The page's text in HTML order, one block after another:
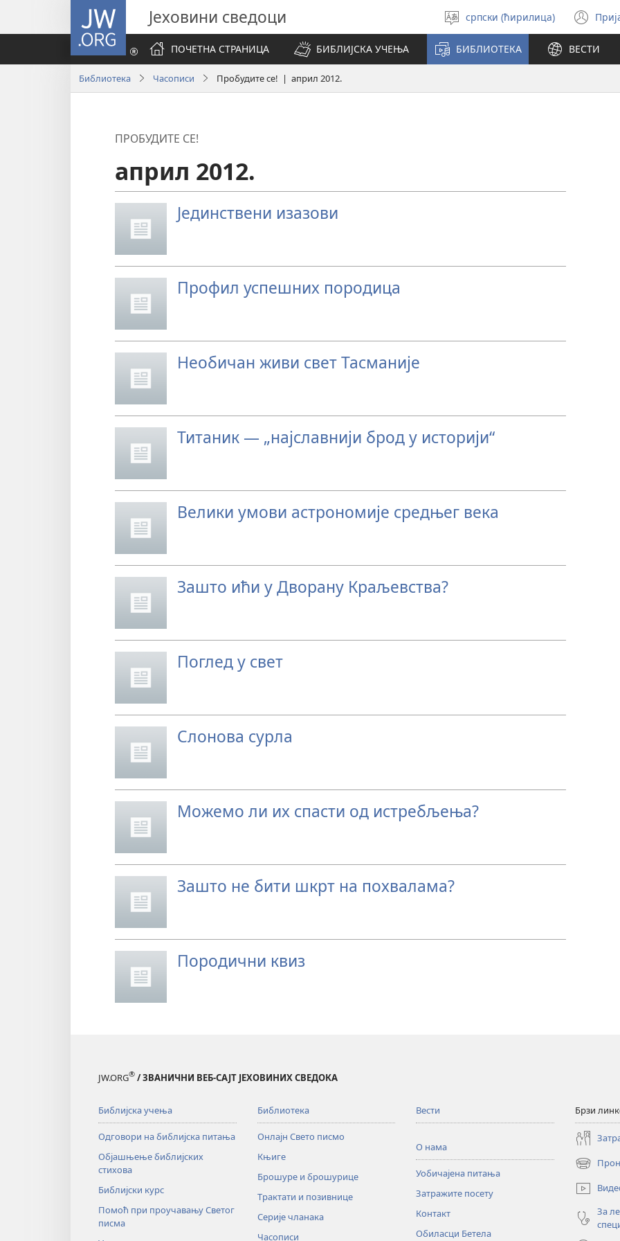
JW.ORG Јеховини сведоци
Изабери
језик
српски (ћирилица)
ПОЧЕТНА СТРАНИЦА
БИБЛИЈСКА УЧЕЊА БИБЛИОТЕКА ВЕСТИ
Библиотека Часописи Пробудите се! | април 2012.
ПРОБУДИТЕ СЕ!
април 2012.
Јединствени изазови
Профил успешних породица
Необичан живи свет Тасманије
Титаник — „најславнији брод у историји“
Велики умови астрономије средњег века
Зашто ићи у Дворану Краљевства?
Поглед у свет
Слонова сурла
Можемо ли их спасти од истребљења?
Зашто не бити шкрт на похвалама?
Породични квиз
JW.ORG® / ЗВАНИЧНИ ВЕБ-САЈТ ЈЕХОВИНИХ СВЕДОКА
Библијска учења
Одговори на библијска питања
Објашњење библијских
стихова
Библијски курс
Помоћ при проучавању Светог
писма
Библиотека
Онлајн Свето писмо
Књиге
Брошуре и брошурице
Трактати и позивнице
Серије чланака
Часописи
Вести
О нама
Уобичајена питања
Затражите посету
Контакт
Обиласци Бетела
Брзи
(отвара
нови
прозор)
За